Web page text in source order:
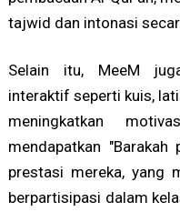
tajwid dan intonasi
Selain itu, MeeM
interaktif seperti kuis,
meningkatkan
mendapatkan
prestasi mereka, yang
berpartisipasi dalam